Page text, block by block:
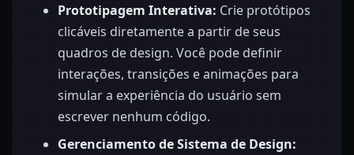
Prototipagem Interativa: Crie protótipos
clicáveis diretamente a partir de seus
quadros de design. Você pode definir
interações, transições e animações para
simular a experiência do usuário sem
escrever nenhum código.
Gerenciamento de Sistema de Design: